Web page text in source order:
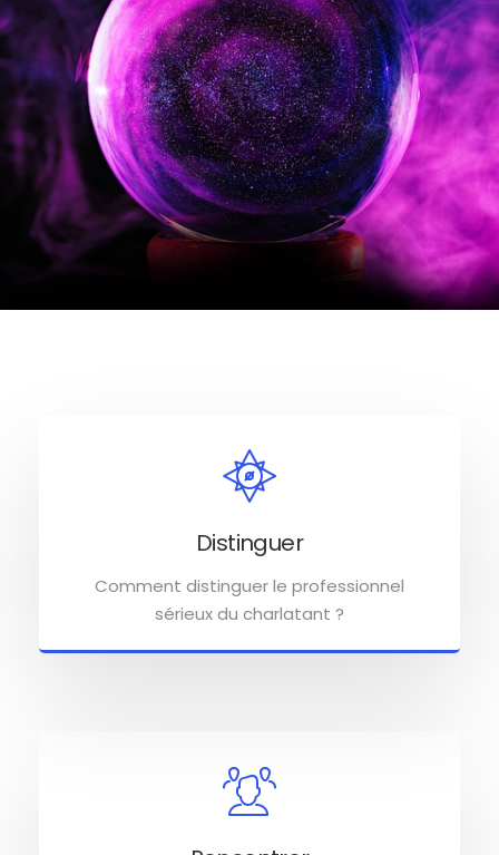
Distinguer
Comment distinguer le professionnel
sérieux du charlatant ?